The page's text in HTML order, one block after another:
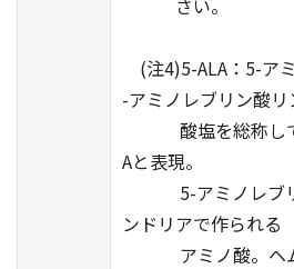
さい。
(注4)5-ALA：5-ア
-アミノレブリン酸リ
酸塩を総称して
Aと表現。
5-アミノレブリ
ンドリアで作られる
アミノ酸。ヘム